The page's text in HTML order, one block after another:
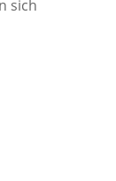
sich